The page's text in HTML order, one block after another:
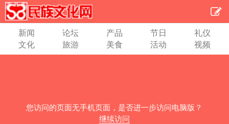
新闻 论坛 产品 节日
礼仪
文化
旅游 美食 活动 视频
您访问的页面无手机页面，是否进一步访问电脑版？
继续访问